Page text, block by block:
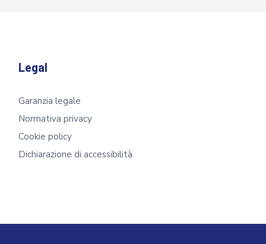
Legal
Garanzia legale
Normativa privacy
Cookie policy
Dichiarazione di accessibilità